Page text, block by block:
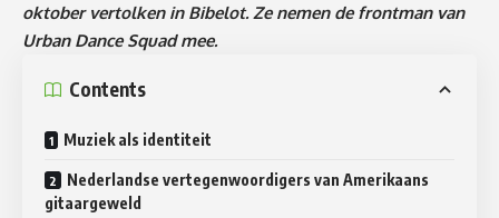
oktober vertolken in Bibelot. Ze nemen de frontman van
Urban Dance Squad mee.
Contents
Muziek als identiteit
Nederlandse vertegenwoordigers van Amerikaans
gitaargeweld